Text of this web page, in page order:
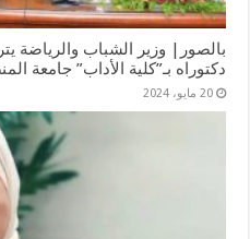
بالصور| وزير الشباب والرياضة
دكتوراه بـ”كلية الأداب” جامعة
20 مايو، 2024